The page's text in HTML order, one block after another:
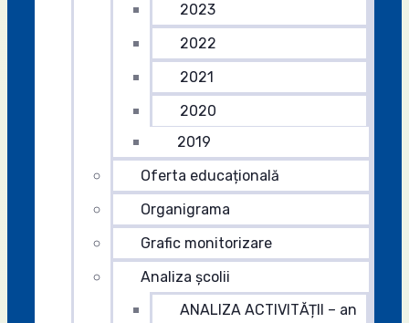
2023
2022
2021
2020
2019
Oferta educațională
Organigrama
Grafic monitorizare
Analiza şcolii
ANALIZA ACTIVITĂȚII – an